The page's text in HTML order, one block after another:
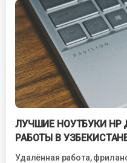
ЛУЧШИЕ НОУТБУКИ
РАБОТЫ В
Удалённая работа,